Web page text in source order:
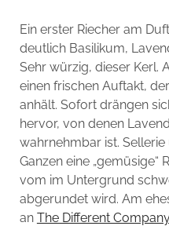
Ein erster Riecher am
deutlich Basilikum,
Sehr würzig, dieser Kerl.
einen frischen Auftakt,
anhält. Sofort drängen
hervor, von denen
wahrnehmbar ist.
Ganzen eine
vom im Untergrund
abgerundet wird. Am
an The Different